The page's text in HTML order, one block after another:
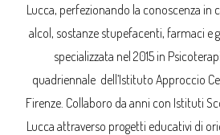
Lucca, perfezionando la conoscenza in
alcol, sostanze stupefacenti, farmaci e
specializzata nel 2015 in
quadriennale dell’Istituto Approccio
Firenze. Collaboro da anni con Istituti
Lucca attraverso progetti educativi di